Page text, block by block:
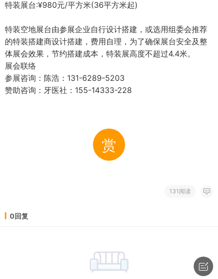
特装展台:¥980元/平方米(36平方米起)
特装空地展台由参展企业自行设计搭建，或选用组委会推荐
的特装搭建商设计搭建，费用自理，为了确保展台安全及整
体展会效果，节约搭建成本，特装展高度不超过4.4米。
展会联络
参展咨询：陈浩：131-6289-5203
赞助咨询：牙医社：155-14333-228
赏
131阅读
0回复